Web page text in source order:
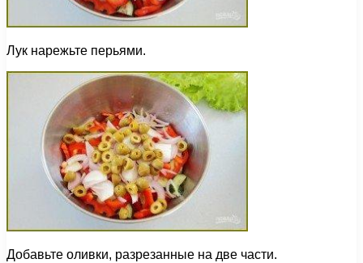
Лук нарежьте перьями.
Добавьте оливки, разрезанные на две части.